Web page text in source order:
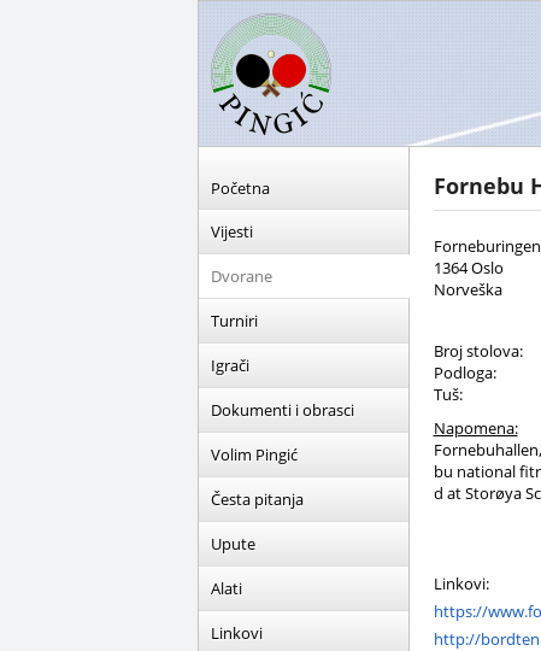
Početna
Vijesti
Dvorane
Turniri
Igrači
Dokumenti i obrasci
Volim Pingić
Česta pitanja
Upute
Alati
Linkovi
Fornebu
1364 Oslo
Norveška
Broj stolova:
Podloga:
Tuš:
Napomena:
bu national
d at Storøya
Linkovi:
https://
http://